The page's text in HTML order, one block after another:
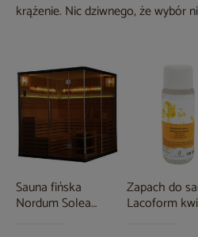
krążenie. Nic dziwnego, że wybór
Sauna fińska
Nordum Solea
Zapach do
Lacoform